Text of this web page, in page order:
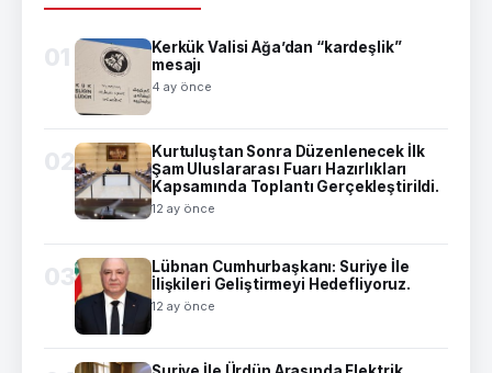
01
Kerkük Valisi Ağa’dan “kardeşlik”
mesajı
4 ay önce
02
Kurtuluştan Sonra Düzenlenecek İlk
Şam Uluslararası Fuarı Hazırlıkları
Kapsamında Toplantı Gerçekleştirildi.
12 ay önce
03
Lübnan Cumhurbaşkanı: Suriye İle
İlişkileri Geliştirmeyi Hedefliyoruz.
12 ay önce